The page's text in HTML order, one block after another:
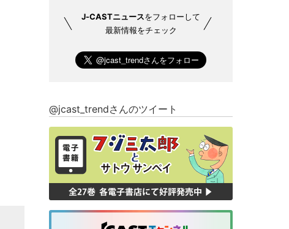
J-CASTニュースをフォローして
最新情報をチェック
@jcast_trendさんのツイート